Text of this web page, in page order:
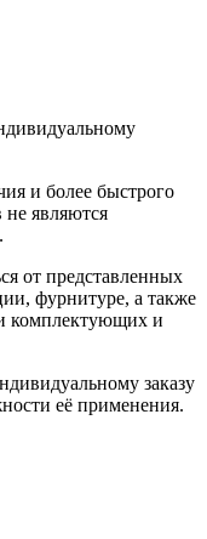
и более быстрого
не являются
от представленных
фурнитуре, а также
комплектующих и
заказу
её применения.